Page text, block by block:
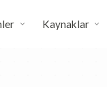
Kaynaklar